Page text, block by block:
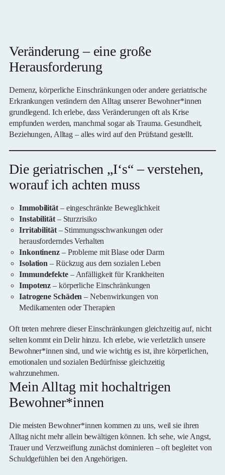
Veränderung – eine große
Herausforderung
Demenz, körperliche Einschränkungen oder andere geriatrische
Erkrankungen verändern den Alltag unserer Bewohner*innen
grundlegend. Ich erlebe, dass Veränderungen oft als Krise
empfunden werden, manchmal sogar als Trauma. Gesundheit,
Beziehungen, Alltag – alles wird auf den Prüfstand gestellt.
Die geriatrischen „I‘s“ – verstehen,
worauf ich achten muss
Immobilität– eingeschränkte Beweglichkeit
Instabilität– Sturzrisiko
Irritabilität– Stimmungsschwankungen oder
herausforderndes Verhalten
Inkontinenz– Probleme mit Blase oder Darm
Isolation – Rückzug aus dem sozialen Leben
Immundefekte– Anfälligkeit für Krankheiten
Impotenz – körperliche Einschränkungen
Iatrogene Schäden – Nebenwirkungen von
Medikamenten oder Therapien
Oft treten mehrere dieser Einschränkungen gleichzeitig auf, nicht
selten kommt ein Delir hinzu. Ich erlebe, wie verletzlich unsere
Bewohner*innen sind, und wie wichtig es ist, ihre körperlichen,
emotionalen und sozialen Bedürfnisse gleichzeitig
wahrzunehmen.
Mein Alltag mit hochaltrigen
Bewohner*innen
Die meisten Bewohner*innen kommen zu uns, weil sie ihren
Alltag nicht mehr allein bewältigen können. Ich sehe, wie Angst,
Trauer und Verzweiflung zunächst dominieren – oft begleitet von
Schuldgefühlen bei den Angehörigen.